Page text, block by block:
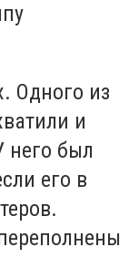
Одного из
и
него был
его в